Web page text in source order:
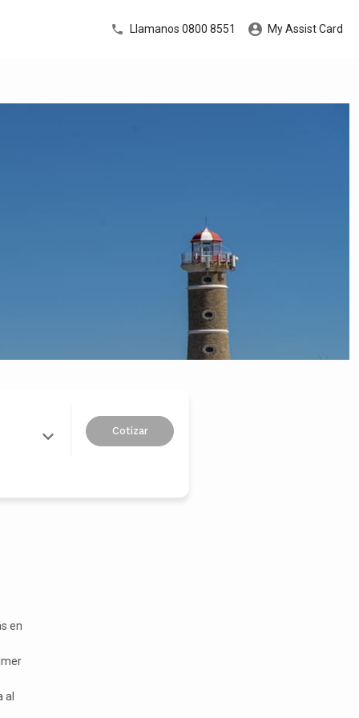
Llamanos 0800 8551 My Assist Card
Cotizar
en
al